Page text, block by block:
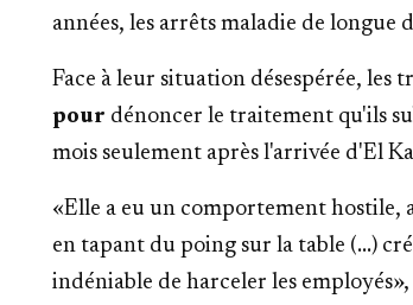
années, les arrêts maladie de
Face à leur situation désespérée, les
pour dénoncer le traitement qu'ils
mois seulement après l'arrivée d'El
«Elle a eu un comportement
en tapant du poing sur la table (...)
indéniable de harceler les